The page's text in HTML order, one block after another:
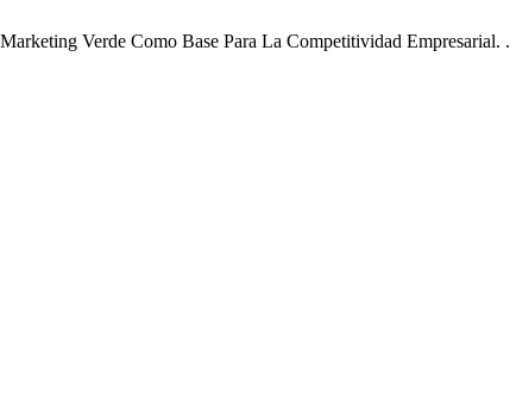
Verde Como Base Para La Competitividad Empresarial. .